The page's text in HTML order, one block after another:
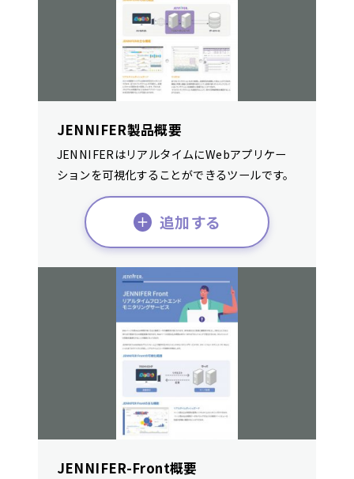
JENNIFER製品概要
JENNIFERはリアルタイムにWebアプリケー
ションを可視化することができるツールです。
追加する
JENNIFER-Front概要